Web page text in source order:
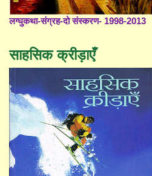
लग्घुकथा-संग्रह-दो संस्करण- 1998-2013
साहसिक क्रीड़ाएँ